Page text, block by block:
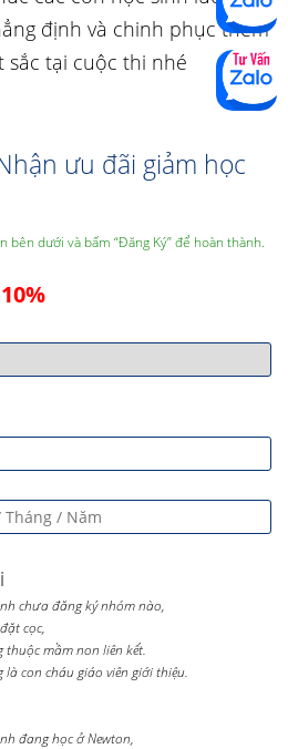
định và chinh phục thêm
tại cuộc thi nhé
ưu đãi giảm học
bên dưới và bấm “Đăng Ký” để hoàn thành.
chưa đăng ký nhóm nào,
cọc,
thuộc mầm non liên kết.
là con cháu giáo viên giới thiệu.
đang học ở Newton,